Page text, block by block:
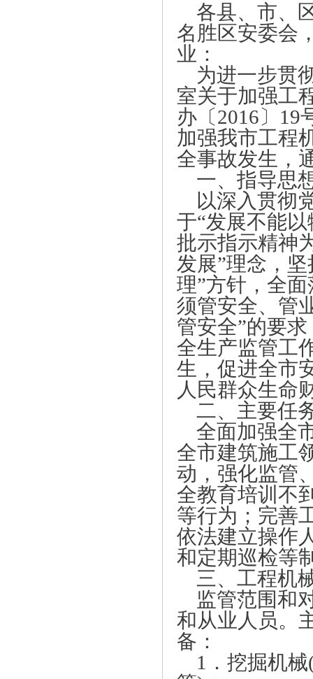
各县、市、
名胜区安委会
业：
为进一步贯
室关于加强工
办〔2016〕19
加强我市工程
全事故发生，
一、指导思
以深入贯彻
于“发展不能
批示指示精神
发展”理念，
理”方针，全
须管安全、管
管安全”的要
全生产监管工
生，促进全市
人民群众生命
二、主要任
全面加强全
全市建筑施工
动，强化监管
全教育培训不
等行为；完善
依法建立操作
和定期巡检等
三、工程机
监管范围和
和从业人员。
备：
1．挖掘机